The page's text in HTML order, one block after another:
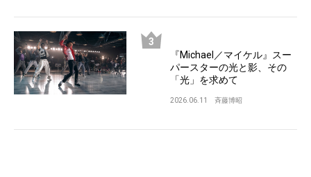
『Michael／マイケル』スー
パースターの光と影、その
「光」を求めて
2026.06.11 斉藤博昭